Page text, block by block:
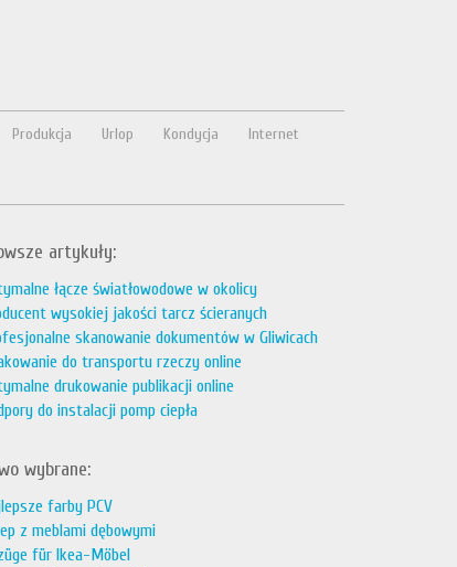
Produkcja Urlop Kondycja Internet
artykuły:
łącze światłowodowe w okolicy
wysokiej jakości tarcz ścieranych
skanowanie dokumentów w Gliwicach
do transportu rzeczy online
drukowanie publikacji online
do instalacji pomp ciepła
wybrane:
farby PCV
z meblami dębowymi
für Ikea-Möbel